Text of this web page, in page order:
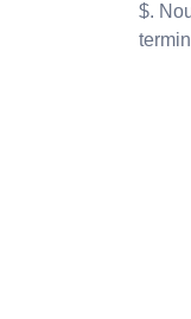
$.